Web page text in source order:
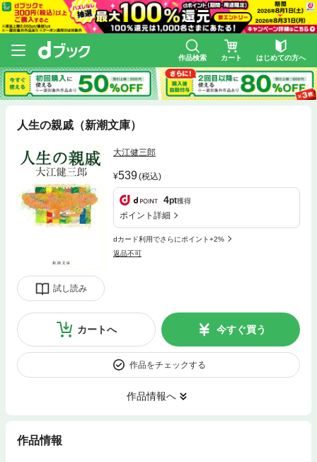
作品検索 カート はじめての方へ
人生の親戚（新潮文庫）
試し読み
大江健三郎
539(税込)
4pt獲得
ポイント詳細
dカード利用でさらにポイント+2%
返品不可
カートへ 今すぐ買う
作品をチェックする
作品情報へ
作品情報